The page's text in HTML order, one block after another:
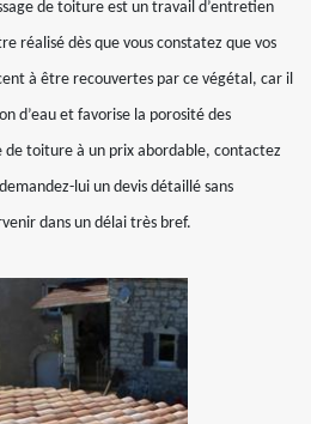
de toiture est un travail d’entretien
réalisé dès que vous constatez que vos
à être recouvertes par ce végétal, car il
d’eau et favorise la porosité des
de toiture à un prix abordable, contactez
lui un devis détaillé sans
dans un délai très bref.